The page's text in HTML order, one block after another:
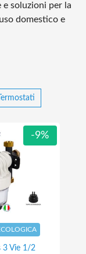
soluzioni per la
domestico e
Termostati
-9%
3 Vie 1/2